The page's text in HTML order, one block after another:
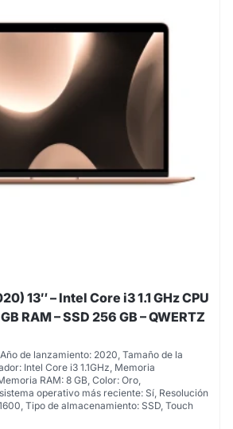
13″ – Intel Core i3 1.1 GHz CPU
RAM – SSD 256 GB – QWERTZ
de lanzamiento: 2020, Tamaño de la
Intel Core i3 1.1GHz, Memoria
RAM: 8 GB, Color: Oro,
operativo más reciente: Sí, Resolución
Tipo de almacenamiento: SSD, Touch